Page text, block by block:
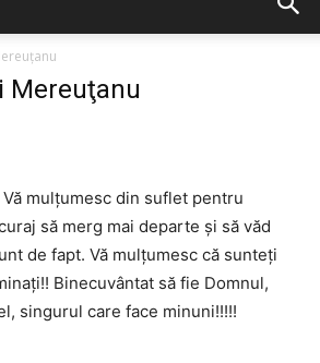
Mereuţanu
mulţumesc din suflet pentru
să merg mai departe şi să văd
de fapt. Vă mulţumesc că sunteţi
Binecuvântat să fie Domnul,
singurul care face minuni!!!!!